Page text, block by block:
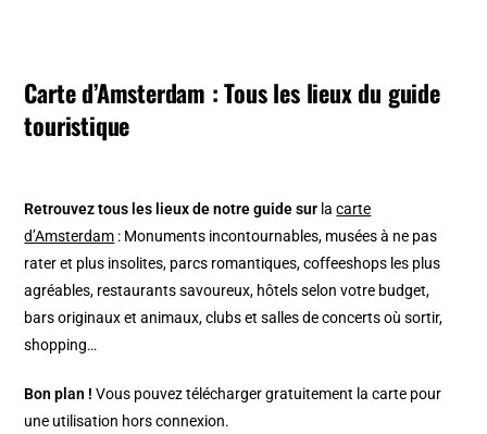
Carte d’Amsterdam : Tous les lieux du guide
touristique
Retrouvez tous les lieux de notre guide sur lacarte
d’Amsterdam : Monuments incontournables, musées à ne pas
rater et plus insolites, parcs romantiques, coffeeshops les plus
agréables, restaurants savoureux, hôtels selon votre budget,
bars originaux et animaux, clubs et salles de concerts où sortir,
shopping…
Bon plan ! Vous pouvez télécharger gratuitement la carte pour
une utilisation hors connexion.